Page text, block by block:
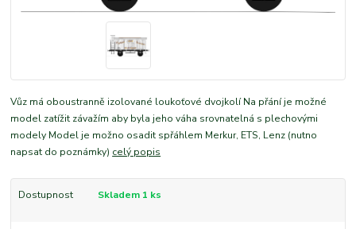
Vůz má oboustranně izolované loukoťové dvojkolí Na přání je možné
model zatížit závažím aby byla jeho váha srovnatelná s plechovými
modely Model je možno osadit spřáhlem Merkur, ETS, Lenz (nutno
napsat do poznámky) celý popis
Dostupnost Skladem 1 ks